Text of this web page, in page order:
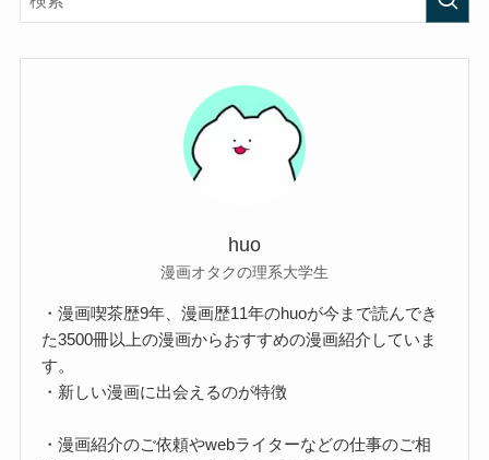
huo
漫画オタクの理系大学生
・漫画喫茶歴9年、漫画歴11年のhuoが今まで読んでき
た3500冊以上の漫画からおすすめの漫画紹介していま
す。
・新しい漫画に出会えるのが特徴
・漫画紹介のご依頼やwebライターなどの仕事のご相